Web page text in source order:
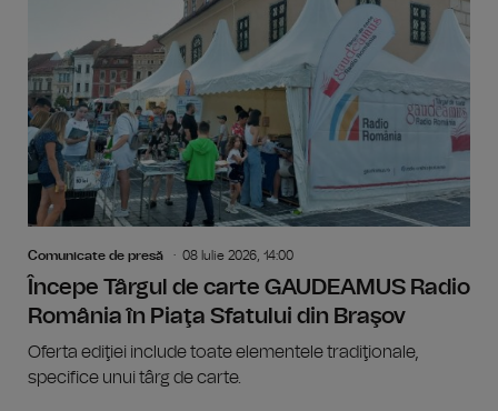
Comunicate de presă 08 Iulie 2026, 14:00
Începe Târgul de carte GAUDEAMUS Radio
România în Piaţa Sfatului din Braşov
Oferta ediţiei include toate elementele tradiţionale,
specifice unui târg de carte.